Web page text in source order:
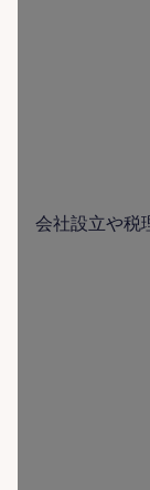
会社設立や税